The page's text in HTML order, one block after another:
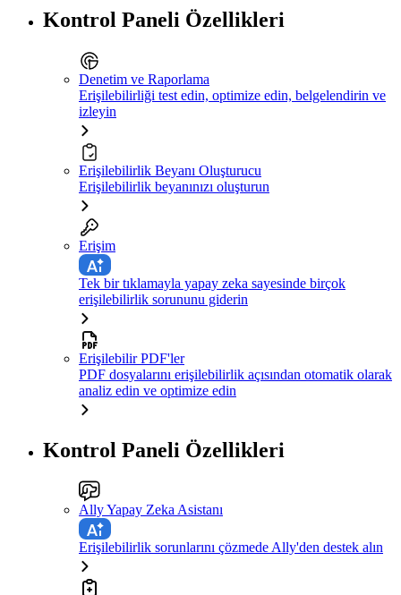
Kontrol Paneli Özellikleri
Denetim ve Raporlama
Erişilebilirliği test edin, optimize edin, belgelendirin ve
izleyin
Erişilebilirlik Beyanı Oluşturucu
Erişilebilirlik beyanınızı oluşturun
Erişim
Tek bir tıklamayla yapay zeka sayesinde birçok
erişilebilirlik sorununu giderin
Erişilebilir PDF'ler
PDF dosyalarını erişilebilirlik açısından otomatik olarak
analiz edin ve optimize edin
Kontrol Paneli Özellikleri
Ally Yapay Zeka Asistanı
Erişilebilirlik sorunlarını çözmede Ally'den destek alın